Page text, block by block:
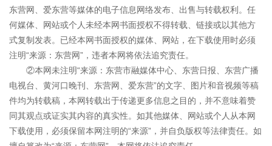
东营网、爱东营等媒体的电子信息网络发布、出售与转载权利。任
何媒体、网站或个人未经本网书面授权不得转载、链接或以其他方
式复制发表。已经本网书面授权的媒体、网站，在下载使用时必须
注明“来源：东营网”，违者本网将依法追究责任。
②本网未注明“来源：东营市融媒体中心、东营日报、东营广播
电视台、黄河口晚刊、东营网、爱东营”的文字、图片和音视频等稿
件均为转载稿，本网转载出于传递更多信息之目的，并不意味着赞
同其观点或证实其内容的真实性。如其他媒体、网站或个人从本网
下载使用，必须保留本网注明的“来源”，并自负版权等法律责任。如